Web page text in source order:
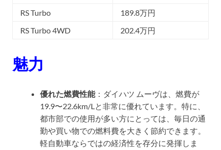
RS Turbo
189.8万円
RS Turbo 4WD
202.4万円
魅力
優れた燃費性能：ダイハツ ムーヴは、燃費が
19.9〜22.6km/Lと非常に優れています。特に、
都市部での使用が多い方にとっては、毎日の通
勤や買い物での燃料費を大きく節約できます。
軽自動車ならではの経済性を存分に発揮しま